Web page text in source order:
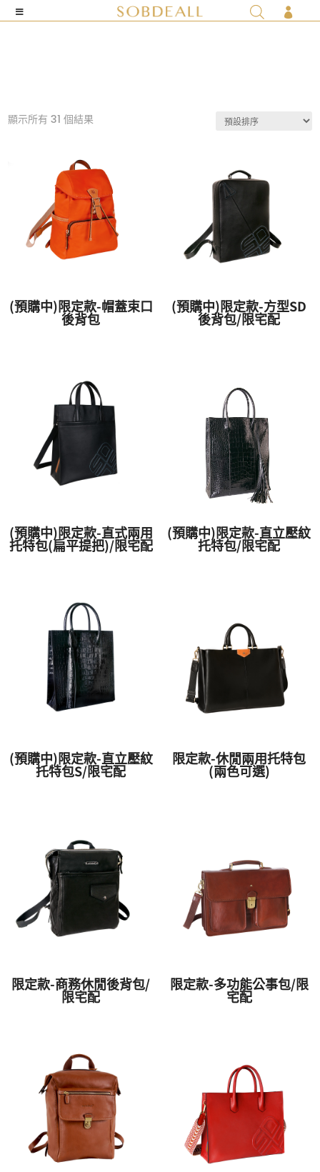

顯示所有 31 個結果
(預購中)限定款-帽蓋束口
後背包
(預購中)限定款-方型SD
後背包/限宅配
(預購中)限定款-直式兩用
托特包(扁平提把)/限宅配
(預購中)限定款-直立壓紋
托特包/限宅配
(預購中)限定款-直立壓紋
托特包S/限宅配
限定款-休閒兩用托特包
(兩色可選)
限定款-商務休閒後背包/
限宅配
限定款-多功能公事包/限
宅配